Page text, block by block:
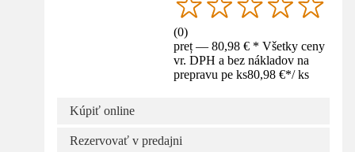
(0)
preț — 80,98 € * Všetky ceny
vr. DPH a bez nákladov na
prepravu pe ks80,98 €*/ ks
Kúpiť online
Rezervovať v predajni